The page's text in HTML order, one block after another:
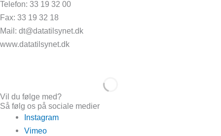
Telefon: 33 19 32 00
Fax: 33 19 32 18
Mail: dt@datatilsynet.dk
www.datatilsynet.dk
Vil du følge med?
Så følg os på sociale medier
Instagram
Vimeo